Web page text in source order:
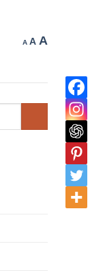
A Decrease
A Reset
A
size.